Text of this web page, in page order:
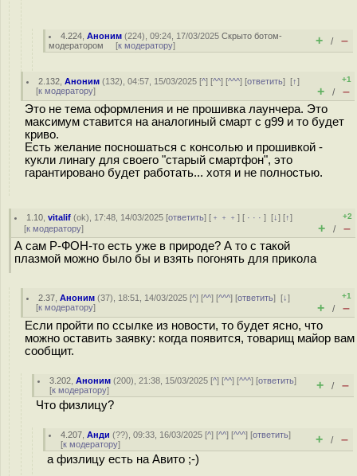
4.224 ,Аноним (224), 09:24, 17/03/2025Скрыто ботом-
модератором [к модератору] + / –
2.132 ,Аноним (132), 04:57, 15/03/2025 [^] [^^] [^^^] [ответить][↑]
[к модератору]
+1
+ / –
Это не тема оформления и не прошивка лаунчера. Это
максимум ставится на аналогиный смарт с g99 и то будет
криво.
Есть желание посношаться с консолью и прошивкой -
кукли линагу для своего "старый смартфон", это
гарантировано будет работать... хотя и не полностью.
1.10 ,vitalif (ok), 17:48, 14/03/2025 [ответить] [ ﹢﹢﹢] [ · · ·][↓] [↑]
[к модератору]
+2
+ / –
А сам Р-ФОН-то есть уже в природе? А то с такой
плазмой можно было бы и взять погонять для прикола
2.37 ,Аноним (37), 18:51, 14/03/2025 [^] [^^] [^^^] [ответить][↓]
[к модератору]
+1
+ / –
Если пройти по ссылке из новости, то будет ясно, что
можно оставить заявку: когда появится, товарищ майор вам
сообщит.
3.202 ,Аноним (200), 21:38, 15/03/2025 [^] [^^] [^^^] [ответить]
[к модератору] + / –
Что физлицу?
4.207 ,Анди (??), 09:33, 16/03/2025 [^] [^^] [^^^] [ответить]
[к модератору] + / –
а физлицу есть на Авито ;-)